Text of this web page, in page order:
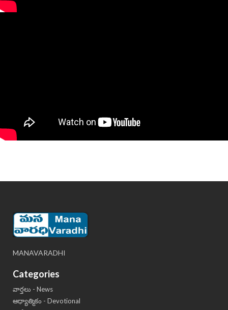
MANAVARADHI
Categories
వార్తలు - News
ఆధ్యాత్మికం - Devotional